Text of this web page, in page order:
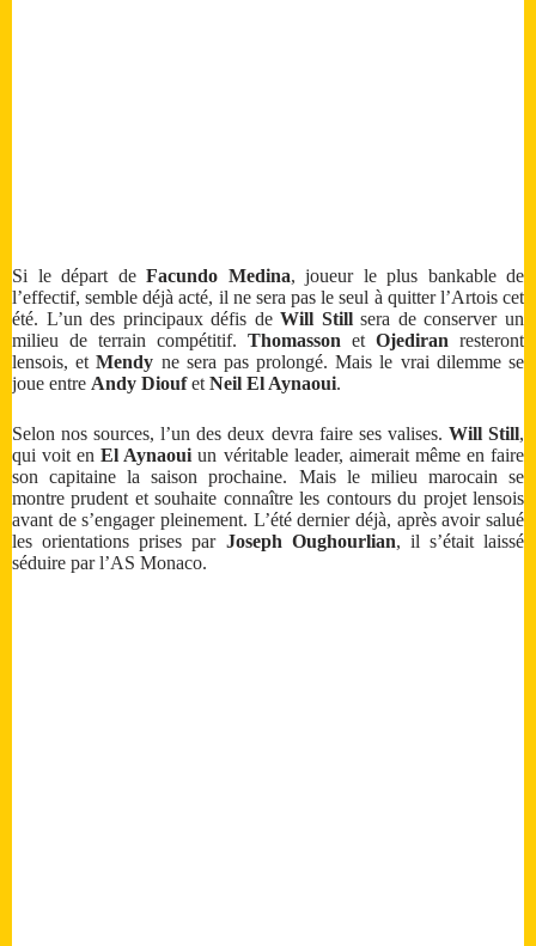
Si le départ de Facundo Medina, joueur le plus bankable de
l’effectif, semble déjà acté, il ne sera pas le seul à quitter l’Artois cet
été. L’un des principaux défis deWill Stillsera de conserver un
milieu de terrain compétitif. Thomasson et Ojediran resteront
lensois, etMendy ne sera pas prolongé. Mais le vrai dilemme se
joue entre Andy Dioufet Neil El Aynaoui.
Selon nos sources, l’un des deux devra faire ses valises. Will Still,
qui voit enEl Aynaoui un véritable leader, aimerait même en faire
son capitaine la saison prochaine. Mais le milieu marocain se
montre prudent et souhaite connaître les contours du projet lensois
avant de s’engager pleinement. L’été dernier déjà, après avoir salué
les orientations prises par Joseph Oughourlian, il s’était laissé
séduire par l’AS Monaco.